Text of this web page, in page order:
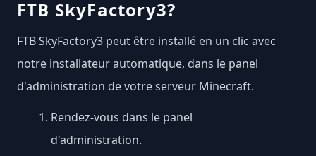
FTB SkyFactory3?
FTB SkyFactory3 peut être installé en un clic avec
notre installateur automatique, dans le panel
d'administration de votre serveur Minecraft.
Rendez-vous dans le panel
d'administration.